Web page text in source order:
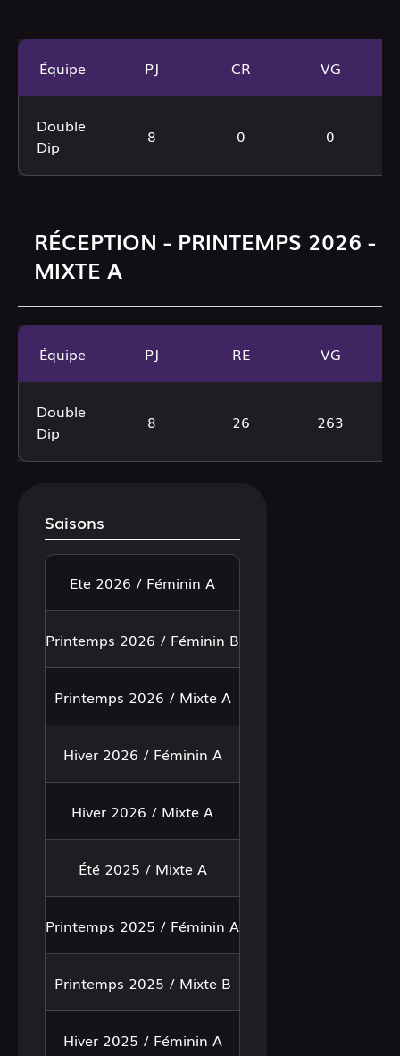
Équipe PJ CR VG
Double
Dip
8 0 0
RÉCEPTION - PRINTEMPS 2026 -
MIXTE A
Équipe PJ RE VG
Double
Dip
8 26 263
Saisons
Ete 2026 / Féminin A
Printemps 2026 / Féminin B
Printemps 2026 / Mixte A
Hiver 2026 / Féminin A
Hiver 2026 / Mixte A
Été 2025 / Mixte A
Printemps 2025 / Féminin A
Printemps 2025 / Mixte B
Hiver 2025 / Féminin A